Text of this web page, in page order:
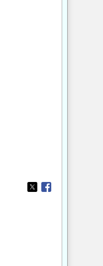
Opens in a new
Opens in a new